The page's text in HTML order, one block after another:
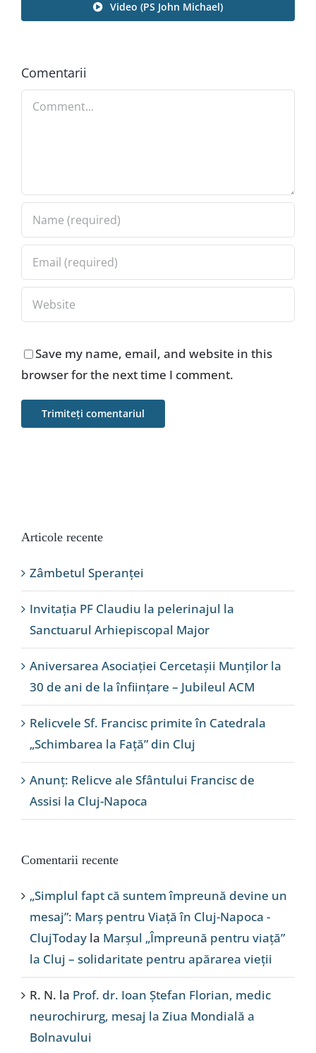
Video (PS John Michael)
Comentarii
Comment
Save my name, email, and website in this
browser for the next time I comment.
Articole recente
Zâmbetul Speranței
Invitația PF Claudiu la pelerinajul la
Sanctuarul Arhiepiscopal Major
Aniversarea Asociației Cercetașii Munților la
30 de ani de la înființare – Jubileul ACM
Relicvele Sf. Francisc primite în Catedrala
„Schimbarea la Față” din Cluj
Anunț: Relicve ale Sfântului Francisc de
Assisi la Cluj-Napoca
Comentarii recente
„Simplul fapt că suntem împreună devine un
mesaj”: Marș pentru Viață în Cluj-Napoca -
ClujToday la Marșul „Împreună pentru viață”
la Cluj – solidaritate pentru apărarea vieții
R. N. la Prof. dr. Ioan Ștefan Florian, medic
neurochirurg, mesaj la Ziua Mondială a
Bolnavului